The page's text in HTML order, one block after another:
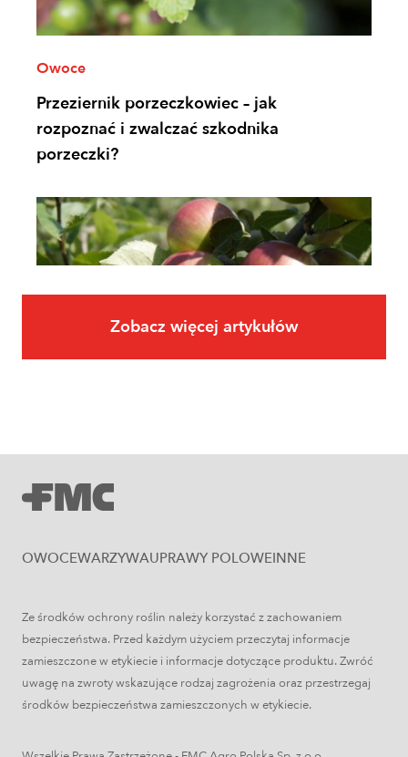
Owoce
Przeziernik porzeczkowiec – jak
rozpoznać i zwalczać szkodnika
porzeczki?
Uprawy polowe
Łokaś garbatek – jak rozpoznać
szkodnika i ograniczyć szkody w
Zobacz więcej artykułów
OWOCEWARZYWAUPRAWY POLOWEINNE
Ze środków ochrony roślin należy korzystać z zachowaniem
bezpieczeństwa. Przed każdym użyciem przeczytaj informacje
zamieszczone w etykiecie i informacje dotyczące produktu. Zwróć
uwagę na zwroty wskazujące rodzaj zagrożenia oraz przestrzegaj
środków bezpieczeństwa zamieszczonych w etykiecie.